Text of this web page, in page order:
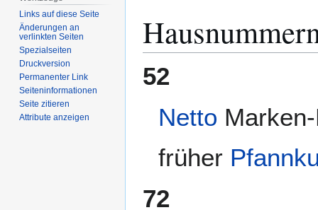
52
Netto
früher
72
Links auf diese Seite
Änderungen an
verlinkten Seiten
Spezialseiten
Druckversion
Permanenter Link
Seiten­­informationen
Seite zitieren
Attribute anzeigen